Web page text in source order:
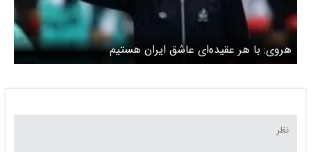
هروی: با هر عقیده‌ای عاشق ایران هستیم